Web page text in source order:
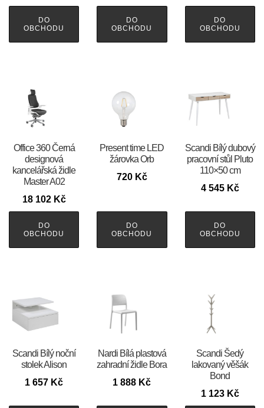
DO
OBCHODU
DO
OBCHODU
DO
OBCHODU
Office 360 Černá
designová
kancelářská židle
Master A02
18 102 Kč
DO
OBCHODU
Present time LED
žárovka Orb
720 Kč
DO
OBCHODU
Scandi Bílý dubový
pracovní stůl Pluto
110×50 cm
4 545 Kč
DO
OBCHODU
Scandi Bílý noční
stolek Alison
1 657 Kč
Nardi Bílá plastová
zahradní židle Bora
1 888 Kč
Scandi Šedý
lakovaný věšák
Bond
1 123 Kč